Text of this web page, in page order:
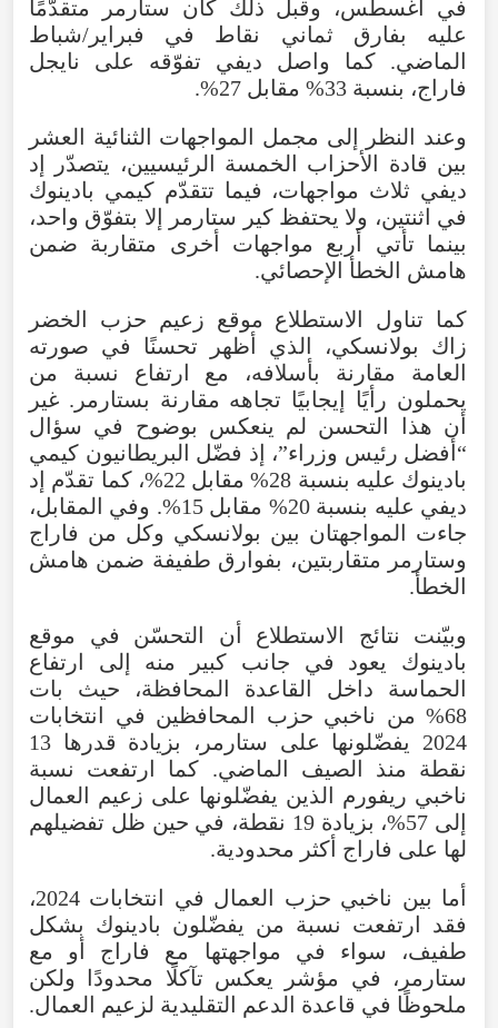
في أغسطس، وقبل ذلك كان ستارمر متقدّمًا
عليه بفارق ثماني نقاط في فبراير/شباط
الماضي. كما واصل ديفي تفوّقه على نايجل
فاراج، بنسبة 33% مقابل 27%.
وعند النظر إلى مجمل المواجهات الثنائية العشر
بين قادة الأحزاب الخمسة الرئيسيين، يتصدّر إد
ديفي ثلاث مواجهات، فيما تتقدّم كيمي بادينوك
في اثنتين، ولا يحتفظ كير ستارمر إلا بتفوّق واحد،
بينما تأتي أربع مواجهات أخرى متقاربة ضمن
هامش الخطأ الإحصائي.
كما تناول الاستطلاع موقع زعيم حزب الخضر
زاك بولانسكي، الذي أظهر تحسنًا في صورته
العامة مقارنة بأسلافه، مع ارتفاع نسبة من
يحملون رأيًا إيجابيًا تجاهه مقارنة بستارمر. غير
أن هذا التحسن لم ينعكس بوضوح في سؤال
“أفضل رئيس وزراء”، إذ فضّل البريطانيون كيمي
بادينوك عليه بنسبة 28% مقابل 22%، كما تقدّم إد
ديفي عليه بنسبة 20% مقابل 15%. وفي المقابل،
جاءت المواجهتان بين بولانسكي وكل من فاراج
وستارمر متقاربتين، بفوارق طفيفة ضمن هامش
الخطأ.
وبيّنت نتائج الاستطلاع أن التحسّن في موقع
بادينوك يعود في جانب كبير منه إلى ارتفاع
الحماسة داخل القاعدة المحافظة، حيث بات
68% من ناخبي حزب المحافظين في انتخابات
2024 يفضّلونها على ستارمر، بزيادة قدرها 13
نقطة منذ الصيف الماضي. كما ارتفعت نسبة
ناخبي ريفورم الذين يفضّلونها على زعيم العمال
إلى 57%، بزيادة 19 نقطة، في حين ظل تفضيلهم
لها على فاراج أكثر محدودية.
أما بين ناخبي حزب العمال في انتخابات 2024،
فقد ارتفعت نسبة من يفضّلون بادينوك بشكل
طفيف، سواء في مواجهتها مع فاراج أو مع
ستارمر، في مؤشر يعكس تآكلًا محدودًا ولكن
ملحوظًا في قاعدة الدعم التقليدية لزعيم العمال.